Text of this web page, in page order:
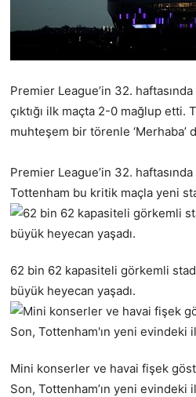
Premier League’in 32.
çıktığı ilk maçta 2-0 mağlup etti.
muhteşem bir törenle ‘Merhaba’
Premier League’in 32.
Tottenham bu kritik maçla yeni
62 bin 62 kapasiteli görkemli
büyük heyecan yaşadı.
Mini konserler ve havai fişek
Son, Tottenham’ın yeni evindeki